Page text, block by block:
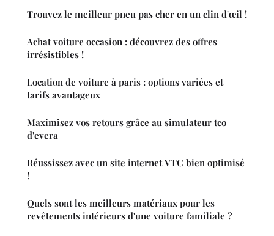
Trouvez le meilleur pneu pas cher en un clin d'œil !
Achat voiture occasion : découvrez des offres
irrésistibles !
Location de voiture à paris : options variées et
tarifs avantageux
Maximisez vos retours grâce au simulateur tco
d'evera
Réussissez avec un site internet VTC bien optimisé
!
Quels sont les meilleurs matériaux pour les
revêtements intérieurs d'une voiture familiale ?